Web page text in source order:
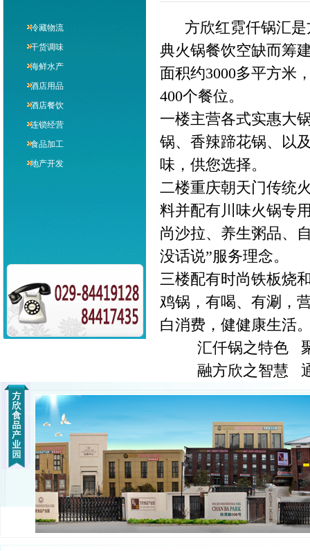
冷藏物流
干货调味
海鲜水产
酒店用品
酒店餐饮
连锁经营
食品加工
地产开发
方欣红霓仟锅汇是
典火锅餐饮空缺而筹
面积约3000多平方米
400个餐位。
一楼主营各式实惠大
锅、香辣蹄花锅、以
味，供您选择。
二楼重庆朝天门传统
料并配有川味火锅专
尚沙拉、养生粥品、
没话说”服务理念。
三楼配有时尚铁板烧
鸡锅，有喝、有涮，
白消费，健健康生活
汇仟锅之特色 聚
融方欣之智慧 通